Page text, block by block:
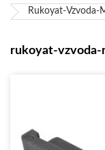
Rukoyat-Vzvoda-
rukoyat-vzvoda-